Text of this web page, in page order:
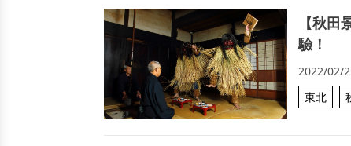
【秋
驗！
2022/02/
東北